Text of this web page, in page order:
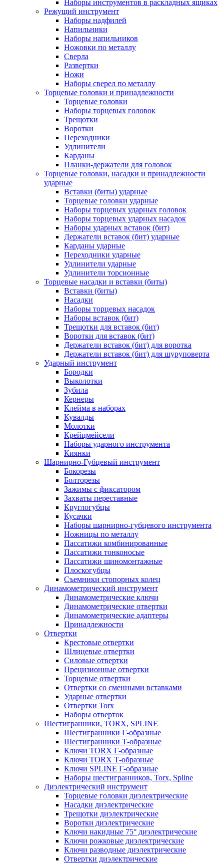
Наборы инструментов в раскладных ящиках
Режущий инструмент
Наборы надфилей
Напильники
Наборы напильников
Ножовки по металлу
Сверла
Развертки
Ножи
Наборы сверел по металлу
Торцевые головки и принадлежности
Торцевые головки
Наборы торцевых головок
Трещотки
Воротки
Переходники
Удлинители
Карданы
Планки-держатели для головок
Торцевые головки, насадки и принадлежности
ударные
Вставки (биты) ударные
Торцевые головки ударные
Наборы торцевых ударных головок
Наборы торцевых ударных насадок
Наборы ударных вставок (бит)
Держатели вставок (бит) ударные
Карданы ударные
Переходники ударные
Удлинители ударные
Удлинители торсионные
Торцевые насадки и вставки (биты)
Вставки (биты)
Насадки
Наборы торцевых насадок
Наборы вставок (бит)
Трещотки для вставок (бит)
Воротки для вставок (бит)
Держатели вставок (бит) для воротка
Держатели вставок (бит) для шуруповерта
Ударный инструмент
Бородки
Выколотки
Зубила
Кернеры
Клейма в наборах
Кувалды
Молотки
Крейцмейсели
Наборы ударного инструмента
Киянки
Шарнирно-Губцевый инструмент
Бокорезы
Болторезы
Зажимы с фиксатором
Захваты переставные
Круглогубцы
Кусачки
Наборы шарнирно-губцевого инструмента
Ножницы по металлу
Пассатижи комбинированные
Пассатижи тонконосые
Пассатижи шиномонтажные
Плоскогубцы
Съемники стопорных колец
Динамометрический инструмент
Динамометрические ключи
Динамометрические отвертки
Динамометрические адаптеры
Принадлежности
Отвертки
Крестовые отвертки
Шлицевые отвертки
Силовые отвертки
Прецизионные отвертки
Торцевые отвертки
Отвертки со сменными вставками
Ударные отвертки
Отвертки Torx
Наборы отверток
Шестигранники, TORX, SPLINE
Шестигранники Г-образные
Шестигранники Т-образные
Ключи TORX Г-образные
Ключи TORX Т-образные
Ключи SPLINE Г-образные
Наборы шестигранников, Torx, Spline
Диэлектрический инструмент
Торцевые головки диэлектрические
Насадки диэлектрические
Трещотки диэлектрические
Воротки диэлектрические
Ключи накидные 75° диэлектрические
Ключи рожковые диэлектрические
Ключи разводные диэлектрические
Отвертки диэлектрические